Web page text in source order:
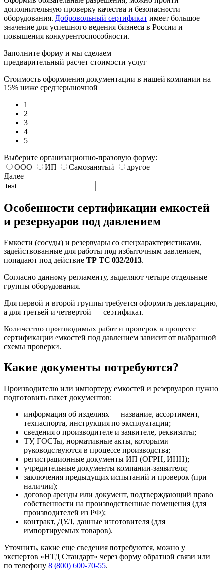
дополнительную проверку качества и безопасности
оборудования. Добровольный сертификат имеет большое
значение для успешного ведения бизнеса в России и
повышения конкурентоспособности.
Заполните форму и мы сделаем
предварительный расчет стоимости услуг
Стоимость оформления документации в нашей компании на
15% ниже среднерыночной
1
2
3
4
5
Выберите организационно-правовую форму:
ООО
ИП Самозанятый
другое
Далее
Особенности сертификации емкостей
и резервуаров под давлением
Емкости (сосуды) и резервуары со спецхарактеристиками,
задействованные для работы под избыточным давлением,
попадают под действие ТР ТС 032/2013.
Согласно данному регламенту, выделяют четыре отдельные
группы оборудования.
Для первой и второй группы требуется оформить декларацию,
а для третьей и четвертой — сертификат.
Количество производимых работ и проверок в процессе
сертификации емкостей под давлением зависит от выбранной
схемы проверки.
Какие документы потребуются?
Производителю или импортеру емкостей и резервуаров нужно
подготовить пакет документов:
информация об изделиях — название, ассортимент,
техпаспорта, инструкция по эксплуатации;
сведения о производителе и заявителе, реквизиты;
ТУ, ГОСТы, нормативные акты, которыми
руководствуются в процессе производства;
регистрационные документы ИП (ОГРН, ИНН);
учредительные документы компании-заявителя;
заключения предыдущих испытаний и проверок (при
наличии);
договор аренды или документ, подтверждающий право
собственности на производственные помещения (для
производителей из РФ);
контракт, ДУЛ, данные изготовителя (для
импортируемых товаров).
Уточнить, какие еще сведения потребуются, можно у
экспертов «НТД Стандарт» через форму обратной связи или
по телефону 8 (800) 600-70-55.